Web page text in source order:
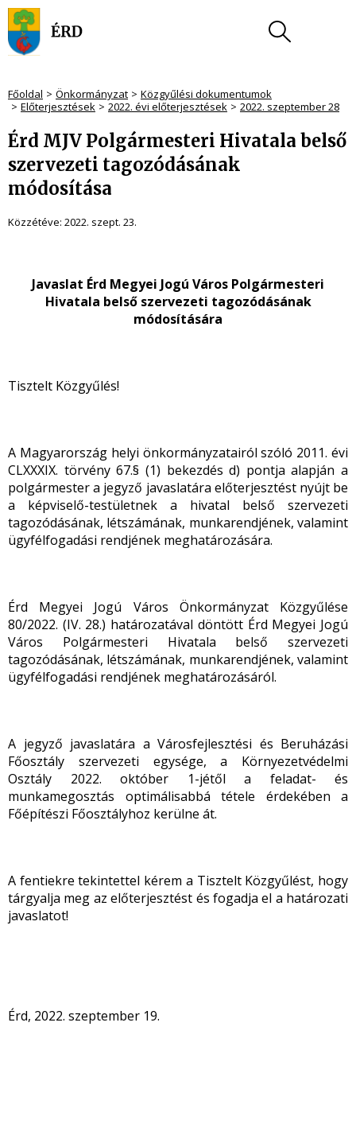
Főoldal Önkormányzat
Közgyűlési dokumentumok
Előterjesztések
2022. évi előterjesztések 2022. szeptember 28
Érd MJV Polgármesteri Hivatala belső
szervezeti tagozódásának
módosítása
Közzétéve: 2022. szept. 23.
Javaslat Érd Megyei Jogú Város Polgármesteri
Hivatala belső szervezeti tagozódásának
módosítására
Tisztelt Közgyűlés!
A Magyarország helyi önkormányzatairól szóló 2011. évi
CLXXXIX. törvény 67.§ (1) bekezdés d) pontja alapján a
polgármester a jegyző javaslatára előterjesztést nyújt be
a képviselő-testületnek a hivatal belső szervezeti
tagozódásának, létszámának, munkarendjének, valamint
ügyfélfogadási rendjének meghatározására.
Érd Megyei Jogú Város Önkormányzat Közgyűlése
80/2022. (IV. 28.) határozatával döntött Érd Megyei Jogú
Város Polgármesteri Hivatala belső szervezeti
tagozódásának, létszámának, munkarendjének, valamint
ügyfélfogadási rendjének meghatározásáról.
A jegyző javaslatára a Városfejlesztési és Beruházási
Főosztály szervezeti egysége, a Környezetvédelmi
Osztály 2022. október 1-jétől a feladat- és
munkamegosztás optimálisabbá tétele érdekében a
Főépítészi Főosztályhoz kerülne át.
A fentiekre tekintettel kérem a Tisztelt Közgyűlést, hogy
tárgyalja meg az előterjesztést és fogadja el a határozati
javaslatot!
Érd, 2022. szeptember 19.